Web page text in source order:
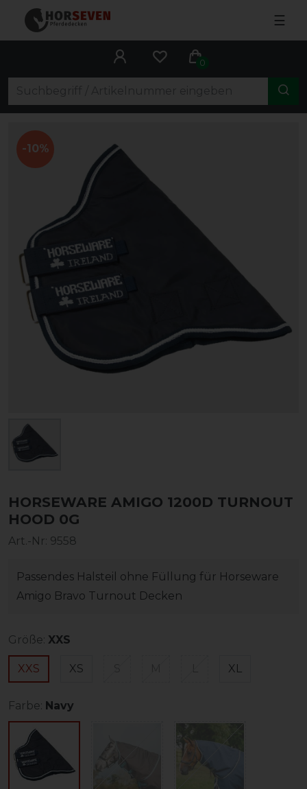
☰
0
-10%
HORSEWARE AMIGO 1200D TURNOUT
HOOD 0G
Art.-Nr: 9558
Passendes Halsteil ohne Füllung für Horseware
Amigo Bravo Turnout Decken
Größe: XXS
XXS XS XL
Farbe: Navy